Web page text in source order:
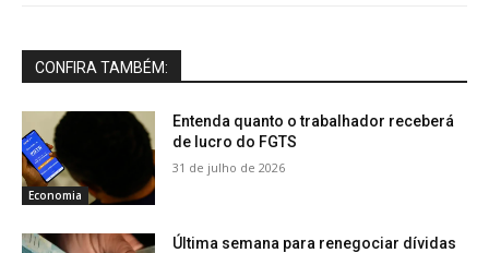
CONFIRA TAMBÉM:
Economia
Entenda quanto o trabalhador receberá
de lucro do FGTS
31 de julho de 2026
Última semana para renegociar dívidas